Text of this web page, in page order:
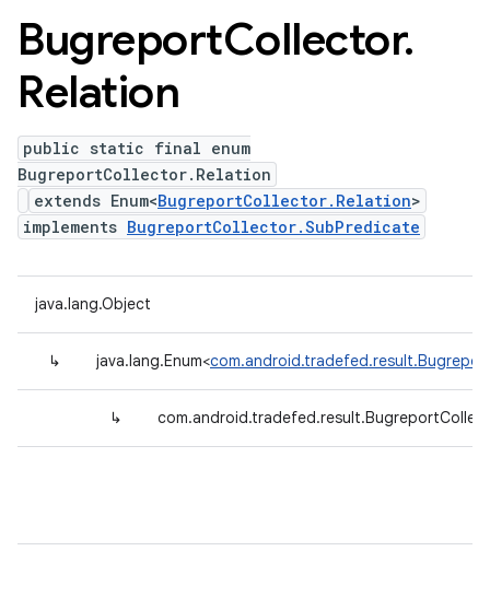
BugreportCollector.
Relation
public static final enum
BugreportCollector.Relation
extends Enum<BugreportCollector.Relation>
implements BugreportCollector.SubPredicate
java.lang.Object
↳ java.lang.Enum<
↳